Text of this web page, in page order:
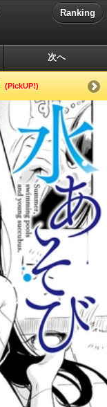
Ranking
次へ
(PickUP!)